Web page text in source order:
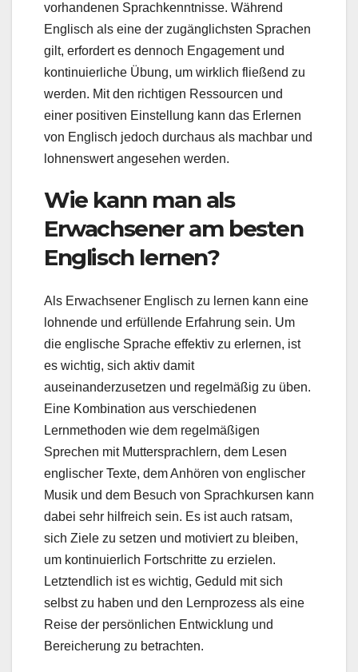
vorhandenen Sprachkenntnisse. Während
Englisch als eine der zugänglichsten Sprachen
gilt, erfordert es dennoch Engagement und
kontinuierliche Übung, um wirklich fließend zu
werden. Mit den richtigen Ressourcen und
einer positiven Einstellung kann das Erlernen
von Englisch jedoch durchaus als machbar und
lohnenswert angesehen werden.
Wie kann man als
Erwachsener am besten
Englisch lernen?
Als Erwachsener Englisch zu lernen kann eine
lohnende und erfüllende Erfahrung sein. Um
die englische Sprache effektiv zu erlernen, ist
es wichtig, sich aktiv damit
auseinanderzusetzen und regelmäßig zu üben.
Eine Kombination aus verschiedenen
Lernmethoden wie dem regelmäßigen
Sprechen mit Muttersprachlern, dem Lesen
englischer Texte, dem Anhören von englischer
Musik und dem Besuch von Sprachkursen kann
dabei sehr hilfreich sein. Es ist auch ratsam,
sich Ziele zu setzen und motiviert zu bleiben,
um kontinuierlich Fortschritte zu erzielen.
Letztendlich ist es wichtig, Geduld mit sich
selbst zu haben und den Lernprozess als eine
Reise der persönlichen Entwicklung und
Bereicherung zu betrachten.